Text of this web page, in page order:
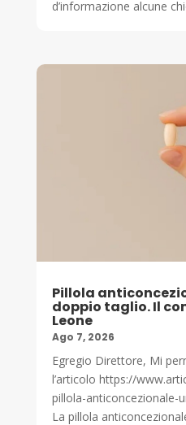
d’informazione alcune
Pillola
doppio taglio. Il
Leone
Ago 7, 2026
Egregio Direttore, Mi
l’articolo https://
pillola-anticoncezionale-
La pillola